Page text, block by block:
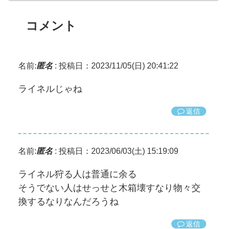
コメント
名前:匿名: 投稿日：2023/11/05(日) 20:41:22
ライネルじゃね
返信
名前:匿名: 投稿日：2023/06/03(土) 15:19:09
ライネル狩る人は普通に余る
そうでない人はせっせと木箱壊すなり物々交
換するなりなんだろうね
返信